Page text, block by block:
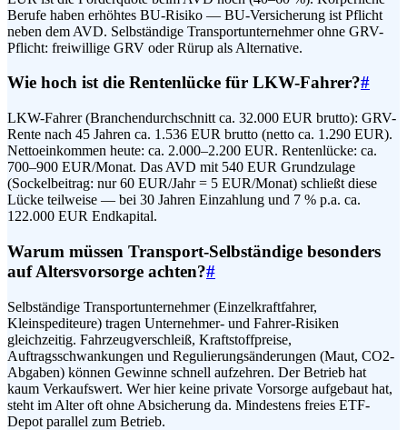
Berufe haben erhöhtes BU-Risiko — BU-Versicherung ist Pflicht
neben dem AVD. Selbständige Transportunternehmer ohne GRV-
Pflicht: freiwillige GRV oder Rürup als Alternative.
Wie hoch ist die Rentenlücke für LKW-Fahrer?#
LKW-Fahrer (Branchendurchschnitt ca. 32.000 EUR brutto): GRV-
Rente nach 45 Jahren ca. 1.536 EUR brutto (netto ca. 1.290 EUR).
Nettoeinkommen heute: ca. 2.000–2.200 EUR. Rentenlücke: ca.
700–900 EUR/Monat. Das AVD mit 540 EUR Grundzulage
(Sockelbeitrag: nur 60 EUR/Jahr = 5 EUR/Monat) schließt diese
Lücke teilweise — bei 30 Jahren Einzahlung und 7 % p.a. ca.
122.000 EUR Endkapital.
Warum müssen Transport-Selbständige besonders
auf Altersvorsorge achten?#
Selbständige Transportunternehmer (Einzelkraftfahrer,
Kleinspediteure) tragen Unternehmer- und Fahrer-Risiken
gleichzeitig. Fahrzeugverschleiß, Kraftstoffpreise,
Auftragsschwankungen und Regulierungsänderungen (Maut, CO2-
Abgaben) können Gewinne schnell aufzehren. Der Betrieb hat
kaum Verkaufswert. Wer hier keine private Vorsorge aufgebaut hat,
steht im Alter oft ohne Absicherung da. Mindestens freies ETF-
Depot parallel zum Betrieb.